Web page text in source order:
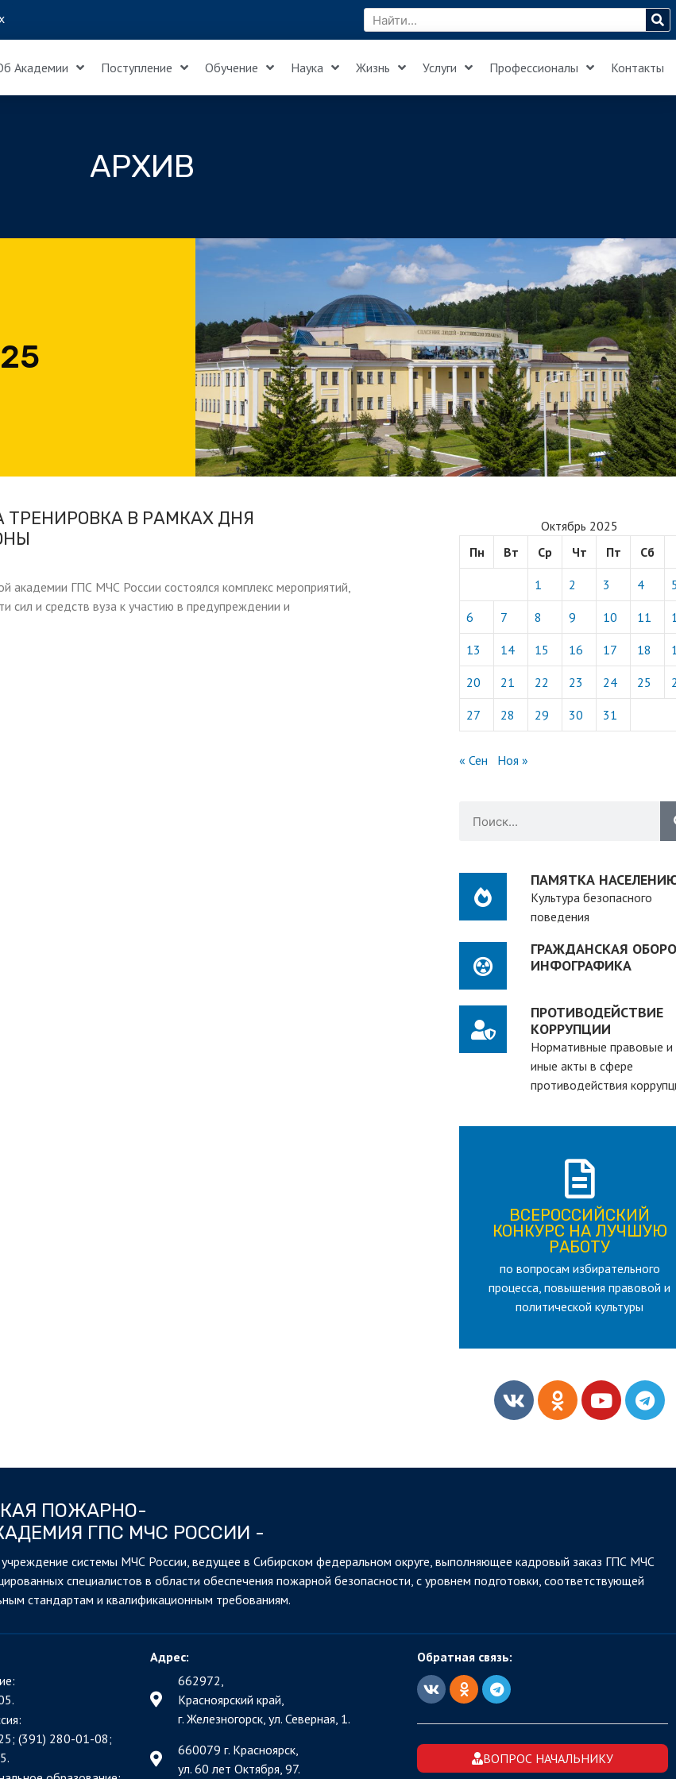
Академии Поступление Обучение Наука Жизнь Услуги Профессионалы Контакты
АРХИВ
В РАМКАХ ДНЯ
академии ГПС МЧС России состоялся комплекс мероприятий,
сил и средств вуза к участию в предупреждении и
Октябрь 2025
Пн
Вт Ср Чт Пт Сб
1 2 3 4
6 7 8 9 10 11
13 14 15 16 17 18
20 21 22 23 24 25
27 28 29 30 31
« Сен Ноя »
ПАМЯТКА
Культура безопасного
поведения
ГРАЖДАНСКАЯ
ИНФОГРАФИКА
ПРОТИВОДЕЙСТВИЕ
КОРРУПЦИИ
Нормативные правовые и
иные акты в сфере
противодействия
ВСЕРОССИЙСКИЙ
КОНКУРС НА ЛУЧШУЮ
РАБОТУ
по вопросам избирательного
процесса, повышения правовой и
политической культуры
ВСЕРОССИЙСКИЙ
КОНКУРС НА ЛУЧШУЮ
РАБОТУ
для лица старше 18 и моложе 35
лет
ПОДРОБНЕЕ
ПОЖАРНО-
ГПС МЧС РОССИИ -
системы МЧС России, ведущее в Сибирском федеральном округе, выполняющее кадровый заказ ГПС МЧС
специалистов в области обеспечения пожарной безопасности, с уровнем подготовки, соответствующей
стандартам и квалификационным требованиям.
(391) 280-01-08;
Адрес:
662972,
Красноярский край,
г. Железногорск, ул. Северная, 1.
660079 г. Красноярск,
ул. 60 лет Октября, 97.
Обратная связь:
ВОПРОС НАЧАЛЬНИКУ